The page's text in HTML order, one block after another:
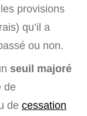
provisions
qu’il a
ou non.
seuil majoré
de
de cessation